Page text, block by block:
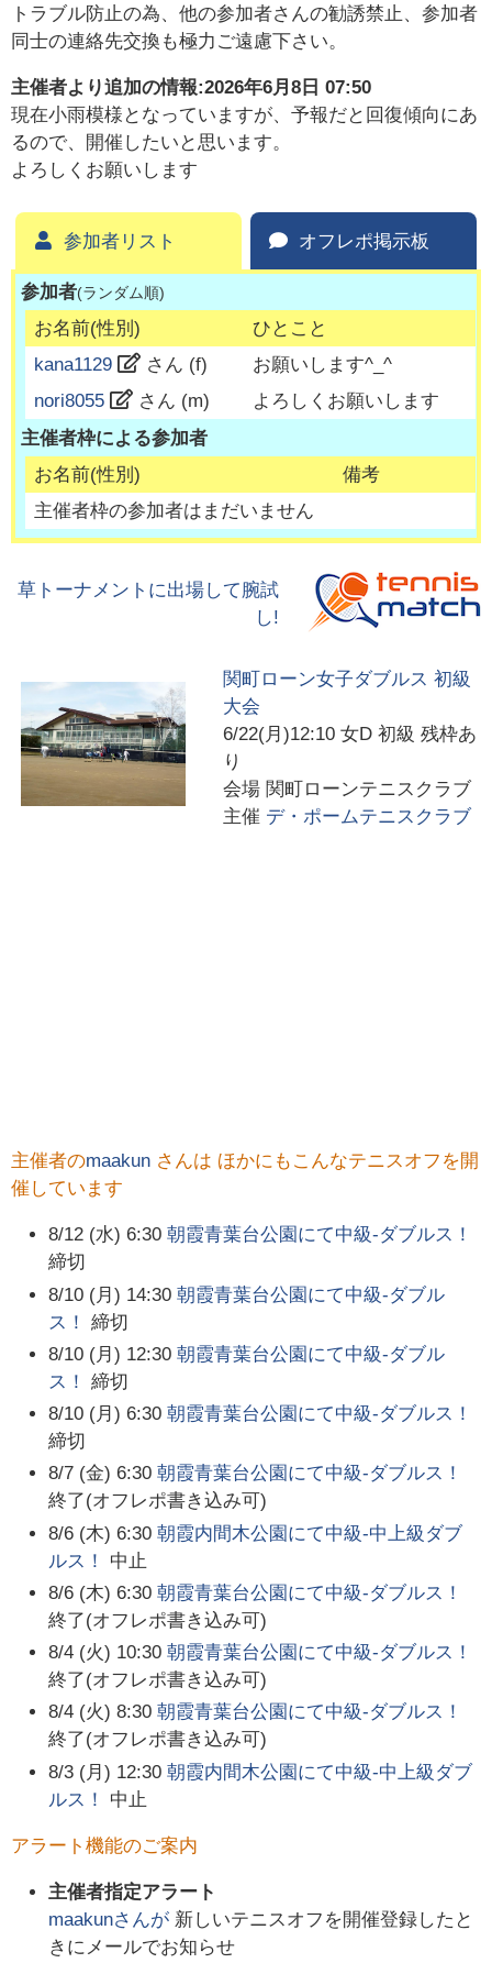
トラブル防止の為、他の参加者さんの勧誘禁止、参加者
同士の連絡先交換も極力ご遠慮下さい。
主催者より追加の情報:2026年6月8日 07:50
現在小雨模様となっていますが、予報だと回復傾向にあ
るので、開催したいと思います。
よろしくお願いします
参加者リスト オフレポ掲示板
参加者(ランダム順)
お名前(性別)
ひとこと
kana1129
さん (f)
お願いします^⁠_⁠^
nori8055
さん (m)
よろしくお願いします
主催者枠による参加者
お名前(性別)
備考
主催者枠の参加者はまだいません
草トーナメントに出場して腕試
し!
関町ローン女子ダブルス 初級
大会
6/22(月)12:10 女D 初級 残枠あ
り
会場 関町ローンテニスクラブ
主催 デ・ポームテニスクラブ
主催者のmaakun さんは ほかにもこんなテニスオフを開
催しています
8/12 (水) 6:30 朝霞青葉台公園にて中級-ダブルス！
締切
8/10 (月) 14:30 朝霞青葉台公園にて中級-ダブル
ス！
締切
8/10 (月) 12:30 朝霞青葉台公園にて中級-ダブル
ス！
締切
8/10 (月) 6:30 朝霞青葉台公園にて中級-ダブルス！
締切
8/7 (金) 6:30 朝霞青葉台公園にて中級-ダブルス！
終了(オフレポ書き込み可)
8/6 (木) 6:30 朝霞内間木公園にて中級-中上級ダブ
ルス！
中止
8/6 (木) 6:30 朝霞青葉台公園にて中級-ダブルス！
終了(オフレポ書き込み可)
8/4 (火) 10:30 朝霞青葉台公園にて中級-ダブルス！
終了(オフレポ書き込み可)
8/4 (火) 8:30 朝霞青葉台公園にて中級-ダブルス！
終了(オフレポ書き込み可)
8/3 (月) 12:30 朝霞内間木公園にて中級-中上級ダブ
ルス！
中止
アラート機能のご案内
主催者指定アラート
maakunさんが 新しいテニスオフを開催登録したと
きにメールでお知らせ